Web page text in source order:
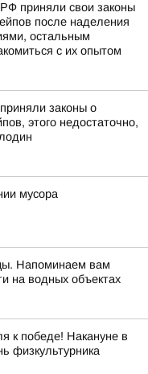
приняли свои законы
после наделения
остальным
с их опытом
законы о
этого недостаточно,
мусора
Напоминаем вам
на водных объектах
к победе! Накануне в
физкультурника